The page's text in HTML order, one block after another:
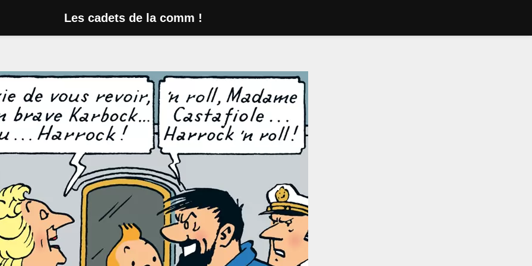
Les cadets de la comm !